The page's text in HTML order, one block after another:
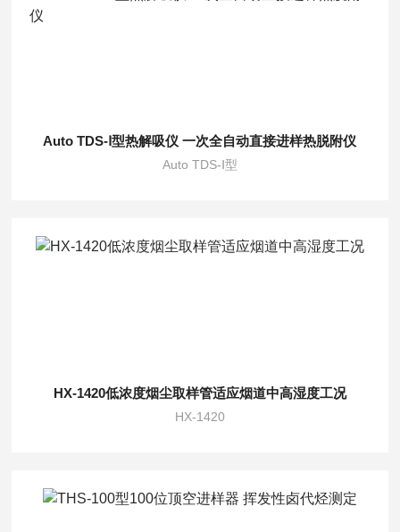
Auto TDS-Ⅰ型热解吸仪 一次全自动直接进样热脱附仪
Auto TDS-Ⅰ型
HX-1420低浓度烟尘取样管适应烟道中高湿度工况
HX-1420